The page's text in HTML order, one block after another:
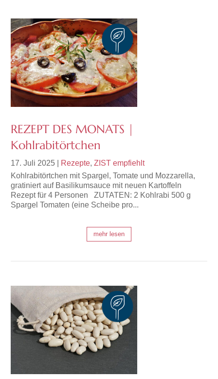
REZEPT DES MONATS |
Kohlrabitörtchen
17. Juli 2025 Rezepte,ZIST empfiehlt
Kohlrabitörtchen mit Spargel, Tomate und Mozzarella,
gratiniert auf Basilikumsauce mit neuen Kartoffeln
Rezept für 4 Personen ZUTATEN: 2 Kohlrabi 500 g
Spargel Tomaten (eine Scheibe pro...
mehr lesen